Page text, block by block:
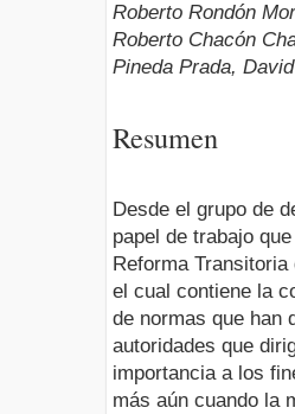
Roberto Rondón
Roberto Chacón
Pineda Prada,
Resumen
Desde el grupo de
papel de trabajo
Reforma
el cual contiene la
de normas que han
autoridades que
importancia a los
más aún cuando la